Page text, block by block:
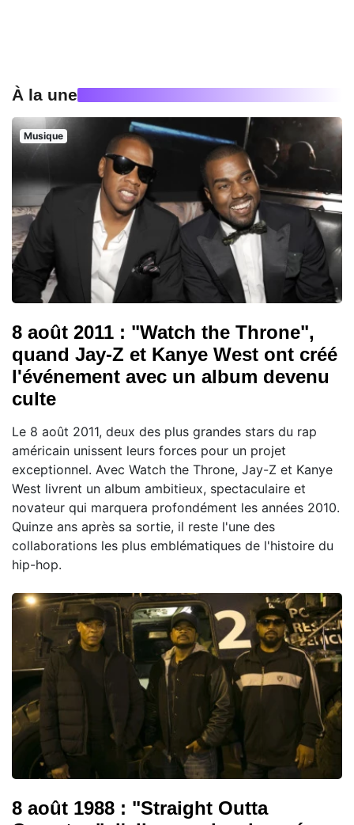
À la une
Musique
8 août 2011 : "Watch the Throne",
quand Jay-Z et Kanye West ont créé
l'événement avec un album devenu
culte
Le 8 août 2011, deux des plus grandes stars du rap
américain unissent leurs forces pour un projet
exceptionnel. Avec Watch the Throne, Jay-Z et Kanye
West livrent un album ambitieux, spectaculaire et
novateur qui marquera profondément les années 2010.
Quinze ans après sa sortie, il reste l'une des
collaborations les plus emblématiques de l'histoire du
hip-hop.
8 août 1988 : "Straight Outta